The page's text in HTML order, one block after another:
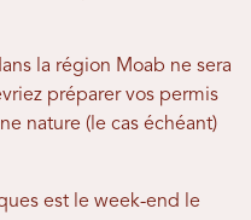
la région Moab ne sera
préparer vos permis
nature (le cas échéant)
est le week-end le